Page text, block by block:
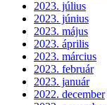
2023. július
2023. június
2023. május
2023. április
2023. március
2023. február
2023. január
2022. december